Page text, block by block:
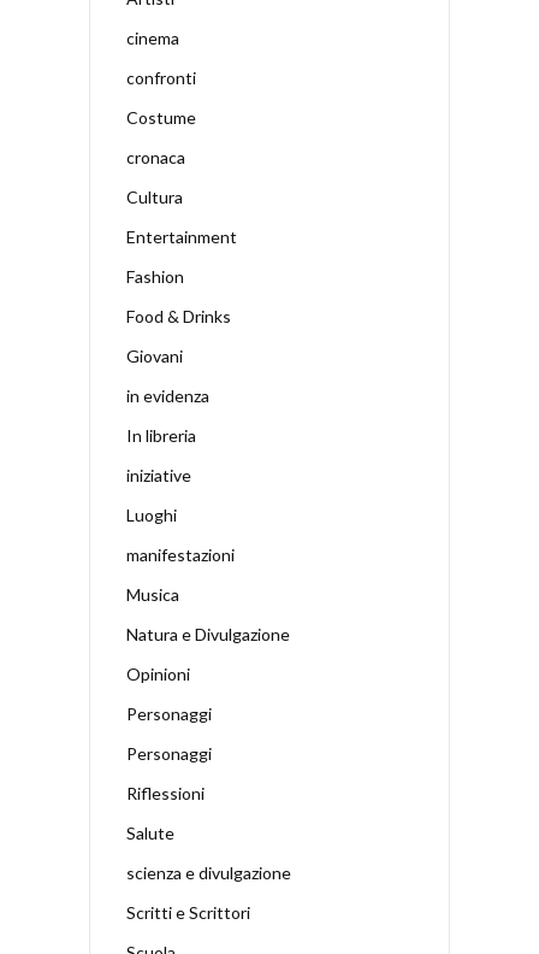
cinema
confronti
Costume
cronaca
Cultura
Entertainment
Fashion
Food & Drinks
Giovani
in evidenza
In libreria
iniziative
Luoghi
manifestazioni
Musica
Natura e Divulgazione
Opinioni
Personaggi
Personaggi
Riflessioni
Salute
scienza e divulgazione
Scritti e Scrittori